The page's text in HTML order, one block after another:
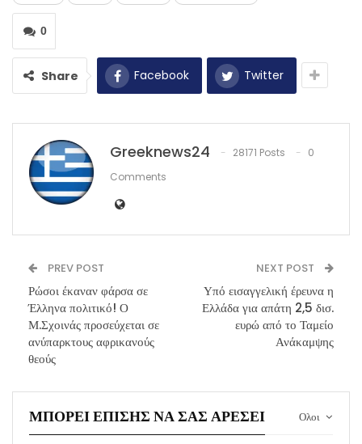
0
Share Facebook Twitter
Greeknews24 28171 Posts
0
Comments
PREV POST
Ρώσοι έκαναν φάρσα σε
Έλληνα πολιτικό! Ο
Μ.Σχοινάς προσεύχεται σε
ανύπαρκτους αφρικανούς
θεούς
NEXT POST
Υπό εισαγγελική έρευνα η
Ελλάδα για απάτη 2,5 δισ.
ευρώ από το Ταμείο
Ανάκαμψης
Ολοι
ΜΠΟΡΕΊ ΕΠΊΣΗΣ ΝΑ ΣΑΣ ΑΡΈΣΕΙ